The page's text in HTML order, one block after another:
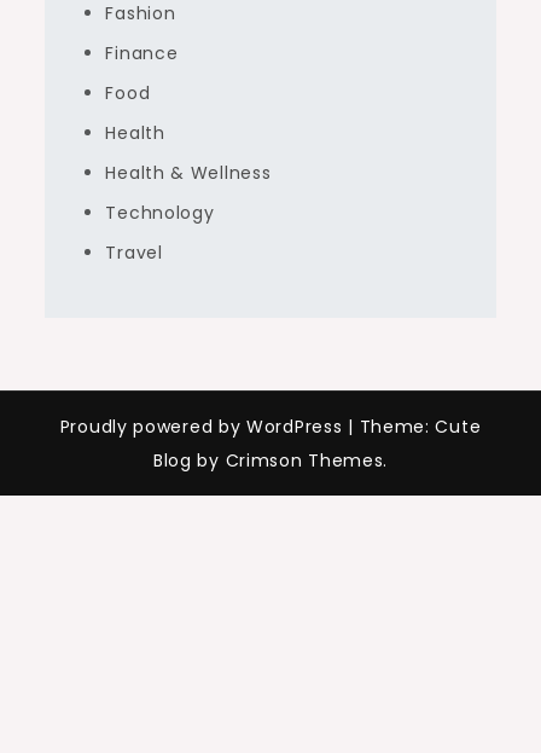
Fashion
Finance
Food
Health
Health & Wellness
Technology
Travel
Proudly powered by WordPress | Theme: Cute
Blog by Crimson Themes.